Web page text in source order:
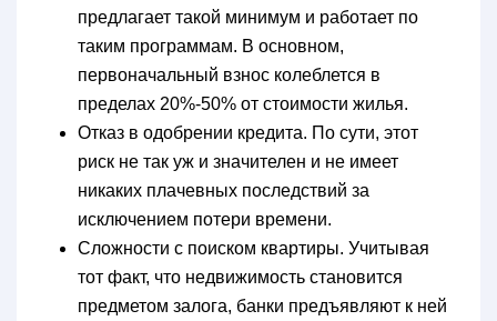
предлагает такой минимум и работает по
таким программам. В основном,
первоначальный взнос колеблется в
пределах 20%-50% от стоимости жилья.
Отказ в одобрении кредита. По сути, этот
риск не так уж и значителен и не имеет
никаких плачевных последствий за
исключением потери времени.
Сложности с поиском квартиры. Учитывая
тот факт, что недвижимость становится
предметом залога, банки предъявляют к ней